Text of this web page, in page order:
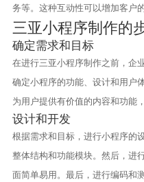
务等。这种互动性可以增加客户
三亚小程序制作的
确定需求和目标
在进行三亚小程序制作之前，企
确定小程序的功能、设计和用户
为用户提供有价值的内容和功能
设计和开发
根据需求和目标，进行小程序的
整体结构和功能模块。然后，进
面简单易用。最后，进行编码和